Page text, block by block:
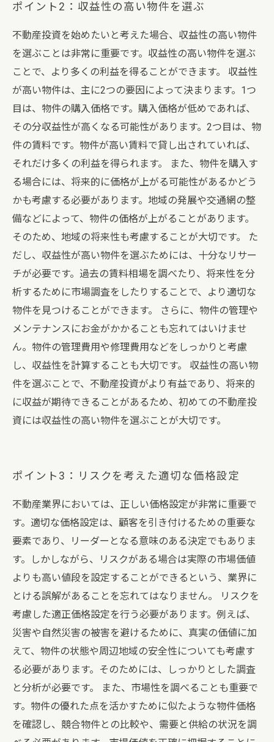
ポイント2：収益性の高い物件を選ぶ
不動産投資を始めたいと考えた場合、収益性の高い物件
を選ぶことは非常に重要です。収益性の高い物件を選ぶ
ことで、より多くの利益を得ることができます。 収益性
が高い物件は、主に2つの要因によって決まります。1つ
目は、物件の購入価格です。購入価格が低めであれば、
その分収益性が高くなる可能性があります。2つ目は、物
件の賃料です。物件が高い賃料で貸し出されていれば、
それだけ多くの利益を得られます。 また、物件を購入す
る場合には、将来的に価格が上がる可能性があるかどう
かも考慮する必要があります。地域の発展や交通網の整
備などによって、物件の価格が上がることがあります。
そのため、地域の将来性も考慮することが大切です。 た
だし、収益性が高い物件を選ぶためには、十分なリサー
チが必要です。過去の賃料相場を調べたり、将来性を分
析するために市場調査をしたりすることで、より適切な
物件を見つけることができます。 さらに、物件の管理や
メンテナンスにお金がかかることも忘れてはいけませ
ん。物件の管理費用や修理費用などをしっかりと考慮
し、収益性を計算することも大切です。 収益性の高い物
件を選ぶことで、不動産投資がより有益であり、将来的
に収益が期待できることがあるため、初めての不動産投
資には収益性の高い物件を選ぶことが大切です。
ポイント3：リスクを考えた適切な価格設定
不動産業界においては、正しい価格設定が非常に重要で
す。適切な価格設定は、顧客を引き付けるための重要な
要素であり、リーダーとなる意味のある決定でもありま
す。しかしながら、リスクがある場合は実際の市場価値
よりも高い値段を設定することができるという、業界に
とける誤解があることを忘れてはなりません。 リスクを
考慮した適正価格設定を行う必要があります。例えば、
災害や自然災害の被害を避けるために、真実の価値に加
えて、物件の状態や周辺地域の安全性についても考慮す
る必要があります。そのためには、しっかりとした調査
と分析が必要です。 また、市場性を調べることも重要で
す。物件の優れた点を活かすために似たような物件価格
を確認し、競合物件との比較や、需要と供給の状況を調